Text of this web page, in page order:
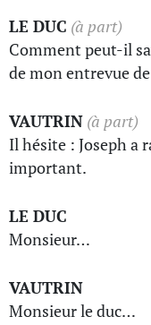
LE DUC (à part)
Comment peut-il
de mon entrevue
VAUTRIN (à part)
Il hésite : Joseph a
important.
LE DUC
Monsieur…
VAUTRIN
Monsieur le duc…